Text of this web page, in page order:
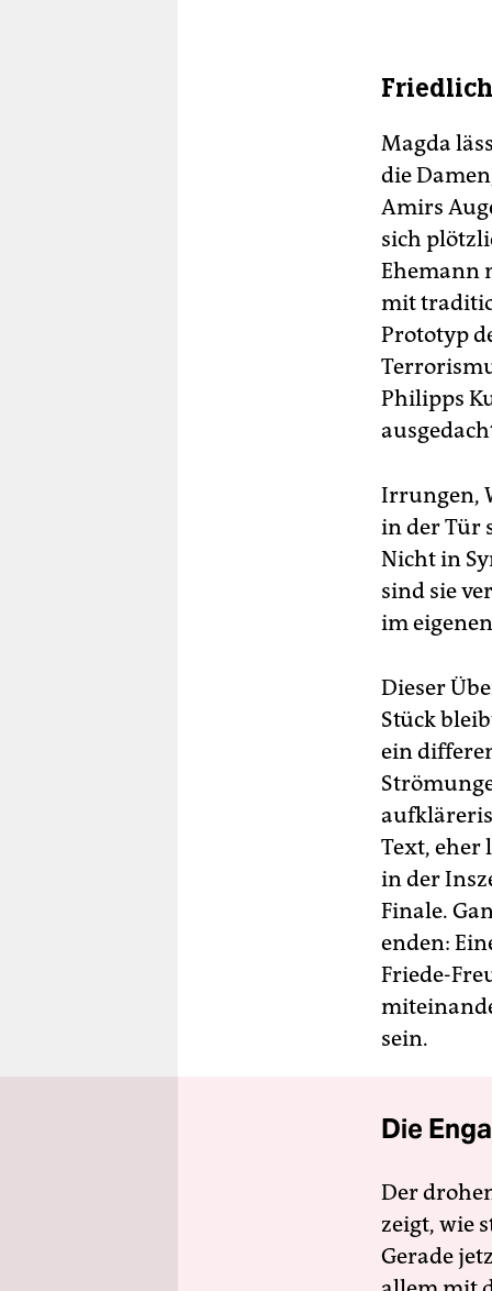
Magda
die
Amirs
sich
Ehemann
mit
Prototyp
Philipps
Irrungen,
in der Tür
Nicht in
sind sie
im
Dieser
Stück
ein
Text, eher
in der
Finale.
enden:
Friede-
sein.
Die
Der
zeigt, wie
Gerade